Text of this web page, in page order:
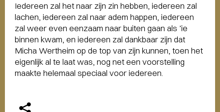
Iedereen zal het naar zijn zin hebben, iedereen zal
lachen, iedereen zal naar adem happen, iedereen
zal weer even eenzaam naar buiten gaan als ’ie
binnen kwam, en iedereen zal dankbaar zijn dat
Micha Wertheim op de top van zijn kunnen, toen het
eigenlijk al te laat was, nog net een voorstelling
maakte helemaal speciaal voor iedereen.